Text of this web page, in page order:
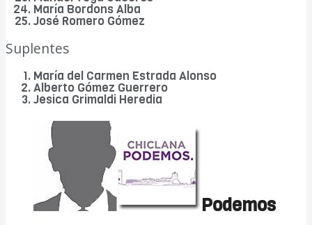
María Bordons Alba
José Romero Gómez
Suplentes
María del Carmen Estrada Alonso
Alberto Gómez Guerrero
Jesica Grimaldi Heredia
Podemos